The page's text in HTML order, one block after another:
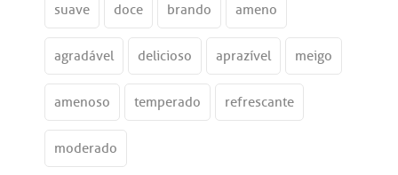
suave doce brando ameno
agradável delicioso aprazível meigo
amenoso temperado refrescante
moderado